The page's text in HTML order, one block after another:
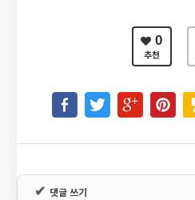
0
추천
✔ 댓글 쓰기